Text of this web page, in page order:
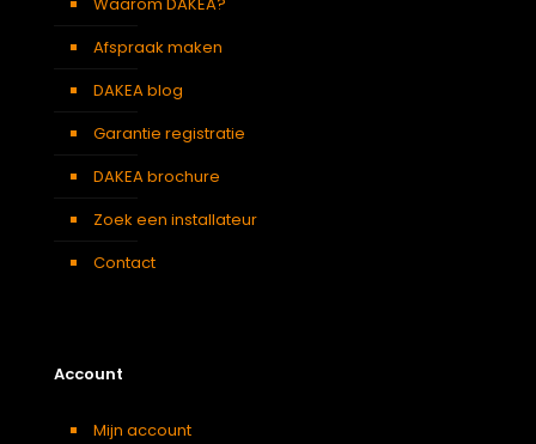
Afspraak maken
DAKEA blog
Garantie registratie
DAKEA brochure
Zoek een installateur
Contact
Account
Mijn account